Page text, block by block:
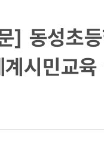
] 동성초
계시민교